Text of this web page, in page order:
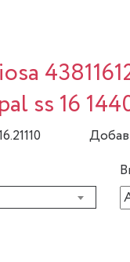
ss 16